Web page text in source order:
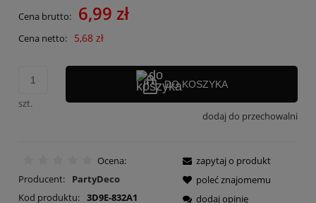
Cena brutto: 6,99 zł
Cena netto: 5,68 zł
szt.
DO KOSZYKA
dodaj do przechowalni
Ocena:
Producent:
PartyDeco
Kod produktu: 3D9E-832A1
zapytaj o produkt
poleć znajomemu
dodaj opinię